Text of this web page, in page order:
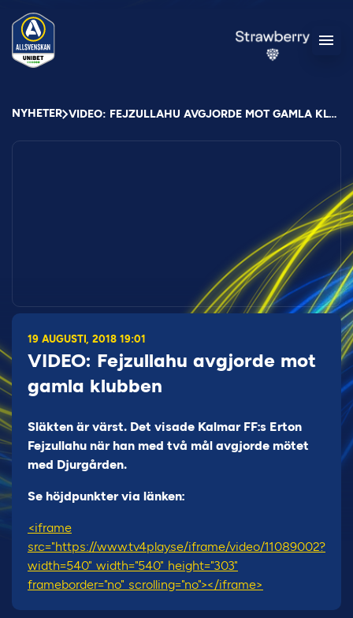
NYHETER VIDEO: FEJZULLAHU AVGJORDE MOT GAMLA KLUBBEN
19 AUGUSTI, 2018 19:01
VIDEO: Fejzullahu avgjorde mot
gamla klubben
Släkten är värst. Det visade Kalmar FF:s Erton
Fejzullahu när han med två mål avgjorde mötet
med Djurgården.
Se höjdpunkter via länken:
<iframe
src="https://www.tv4play.se/iframe/video/11089002?
width=540" width="540" height="303"
frameborder="no" scrolling="no"></iframe>